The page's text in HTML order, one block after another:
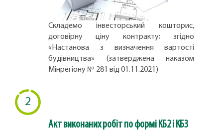
Складемо інвесторський кошторис,
договірну ціну контракту; згідно
«Настанова з визначення вартості
будівництва» (затверджена наказом
Мінрегіону № 281 від 01.11.2021)
2
Акт виконаних робіт по формі КБ2 і КБ3